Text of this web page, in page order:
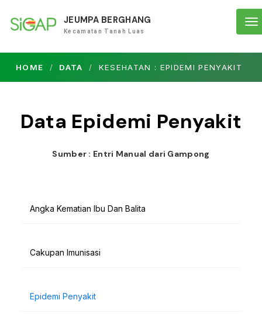
JEUMPA BERGHANG
Kecamatan Tanah Luas
HOME DATA KESEHATAN : EPIDEMI PENYAKIT
Data Epidemi Penyakit
Sumber : Entri Manual dari Gampong
Angka Kematian Ibu Dan Balita
Cakupan Imunisasi
Epidemi Penyakit